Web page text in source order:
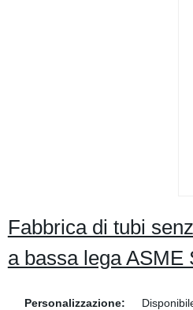
Fabbrica di tubi
a bassa lega ASME
Personalizzazione: